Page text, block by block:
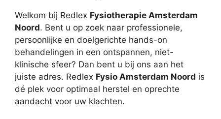
Welkom bij Redlex Fysiotherapie Amsterdam
Noord. Bent u op zoek naar professionele,
persoonlijke en doelgerichte hands-on
behandelingen in een ontspannen, niet-
klinische sfeer? Dan bent u bij ons aan het
juiste adres. Redlex Fysio Amsterdam Noord is
dé plek voor optimaal herstel en oprechte
aandacht voor uw klachten.